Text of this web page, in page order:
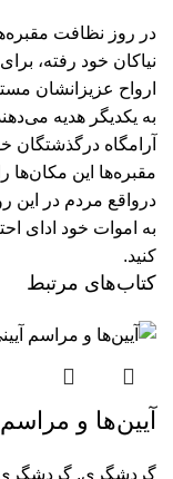
در روز نظافت
نیاکان خود رفته،
ارواح عزیزانشان
به یکدیگر هدیه
آرامگاه درگذشتگان
مقبره‌ها این مکان‌ها
درواقع مردم در این
به اموات خود ادای
کنید.
کتاب‌های مرتبط
آیین‌ها و
گردشگری,